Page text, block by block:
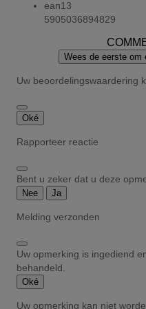
ean13
5905036894829
Wees de eerste om
Uw beoordelingswaardering
Oké
Rapporteer reactie
Bent u zeker dat u deze
Nee Ja
Melding verzonden
Uw opmerking is ingediend
behandeld.
Oké
Uw opmerking kan niet